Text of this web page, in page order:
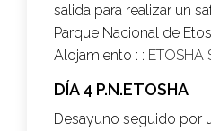
salida para realizar un
Parque Nacional de
Alojamiento : : ETOSHA
DÍA 4 P.N.ETOSHA
Desayuno seguido por